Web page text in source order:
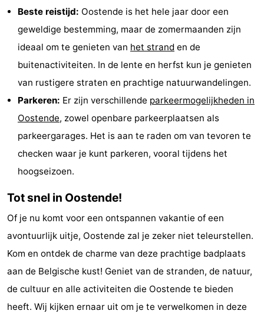
Beste reistijd: Oostende is het hele jaar door een
geweldige bestemming, maar de zomermaanden zijn
ideaal om te genieten van het strand en de
buitenactiviteiten. In de lente en herfst kun je genieten
van rustigere straten en prachtige natuurwandelingen.
Parkeren: Er zijn verschillende parkeermogelijkheden in
Oostende, zowel openbare parkeerplaatsen als
parkeergarages. Het is aan te raden om van tevoren te
checken waar je kunt parkeren, vooral tijdens het
hoogseizoen.
Tot snel in Oostende!
Of je nu komt voor een ontspannen vakantie of een
avontuurlijk uitje, Oostende zal je zeker niet teleurstellen.
Kom en ontdek de charme van deze prachtige badplaats
aan de Belgische kust! Geniet van de stranden, de natuur,
de cultuur en alle activiteiten die Oostende te bieden
heeft. Wij kijken ernaar uit om je te verwelkomen in deze